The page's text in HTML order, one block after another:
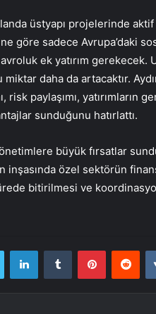
üstyapı projelerinde aktif
göre sadece Avrupa’daki
ek yatırım gerekecek.
daha da artacaktır.
risk paylaşımı, yatırımların
sunduğunu hatırlattı.
büyük fırsatlar
inşasında özel sektörün
bitirilmesi ve
Twitter LinkedInTumblr Pinterest